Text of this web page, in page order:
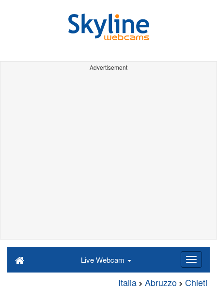
Advertisement
Live Webcam
Italia Abruzzo Chieti